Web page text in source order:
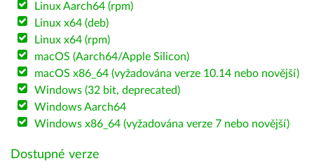
Linux Aarch64 (rpm)
Linux x64 (deb)
Linux x64 (rpm)
macOS (Aarch64/Apple Silicon)
macOS x86_64 (vyžadována verze 10.14 nebo novější)
Windows (32 bit, deprecated)
Windows Aarch64
Windows x86_64 (vyžadována verze 7 nebo novější)
Dostupné verze